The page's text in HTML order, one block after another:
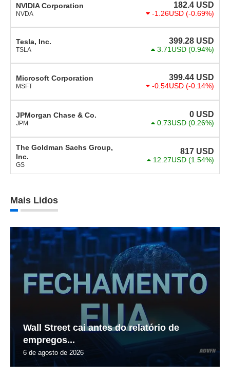
NVIDIA Corporation
NVDA
182.4 USD
-1.26USD (-0.69%)
Tesla, Inc.
TSLA
399.28 USD
3.71USD (0.94%)
Microsoft Corporation
MSFT
399.44 USD
-0.54USD (-0.14%)
JPMorgan Chase & Co.
JPM
0 USD
0.73USD (0.26%)
The Goldman Sachs Group,
Inc.
GS
817 USD
12.27USD (1.54%)
Mais Lidos
Wall Street cai antes do relatório de
empregos...
6 de agosto de 2026